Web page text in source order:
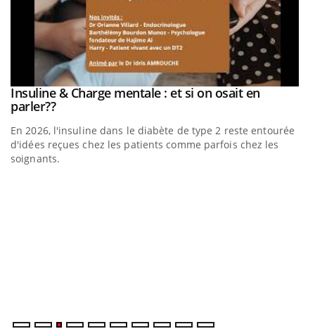
Youtube
Insuline & Charge mentale : et si on osait en
parler??Youtube
En 2026, l'insuline dans le diabète de type 2 reste entourée
d'idées reçues chez les patients comme parfois chez les
soignants.